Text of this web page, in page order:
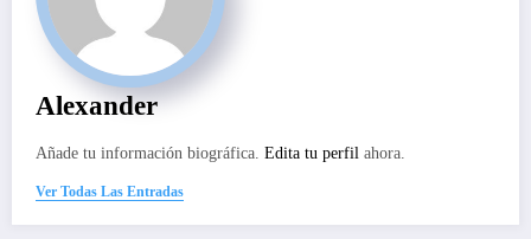
Alexander
Añade tu información biográfica. Edita tu perfil ahora.
Ver Todas Las Entradas